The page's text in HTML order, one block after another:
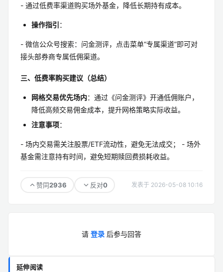
- 通过低费率渠道购买场外基金，降低长期持有成本。
操作指引 ：
- 微信公众号搜索：问金测评，点击菜单“专属渠道”即可对
接头部券商专属低佣渠道。
三、低费率购买建议（总结）
网格交易优先场内：通过《问金测评》开通低佣账户，
降低高频交易佣金成本，提升网格策略实际收益。
注意事项：
- 场内交易需关注股票/ETF流动性，避免无法成交； - 场外
基金需注意持有时间，避免短期赎回费损耗收益。
赞同2936 反对0 发表于 2026-05-08 10:16
请 登录 后参与回答
延伸阅读